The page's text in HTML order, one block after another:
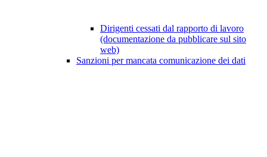
Dirigenti cessati dal rapporto di lavoro
(documentazione da pubblicare sul sito
web)
Sanzioni per mancata comunicazione dei dati